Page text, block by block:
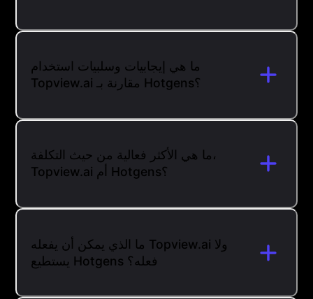
ما هي إيجابيات وسلبيات استخدام
Topview.ai مقارنة بـ Hotgens؟
ما هي الأكثر فعالية من حيث التكلفة،
Topview.ai أم Hotgens؟
ما الذي يمكن أن يفعله Topview.ai ولا
يستطيع Hotgens فعله؟